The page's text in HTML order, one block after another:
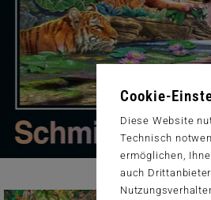
Cookie-
Diese Website
Technisch
ermöglichen,
auch